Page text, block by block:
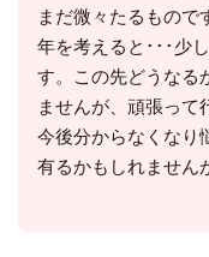
まだ微々たるもので
年を考えると･･･少
す。この先どうなる
ませんが、頑張って
今後分からなくなり
有るかもしれません